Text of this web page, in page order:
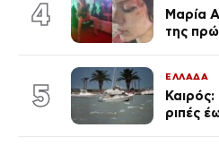
4
Μαρία
της
5
ΕΛΛΑΔΑ
ριπές